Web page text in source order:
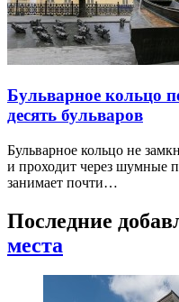
Бульварное кольцо
десять бульваров
Бульварное кольцо не
и проходит через шумные
занимает почти…
Последние
места